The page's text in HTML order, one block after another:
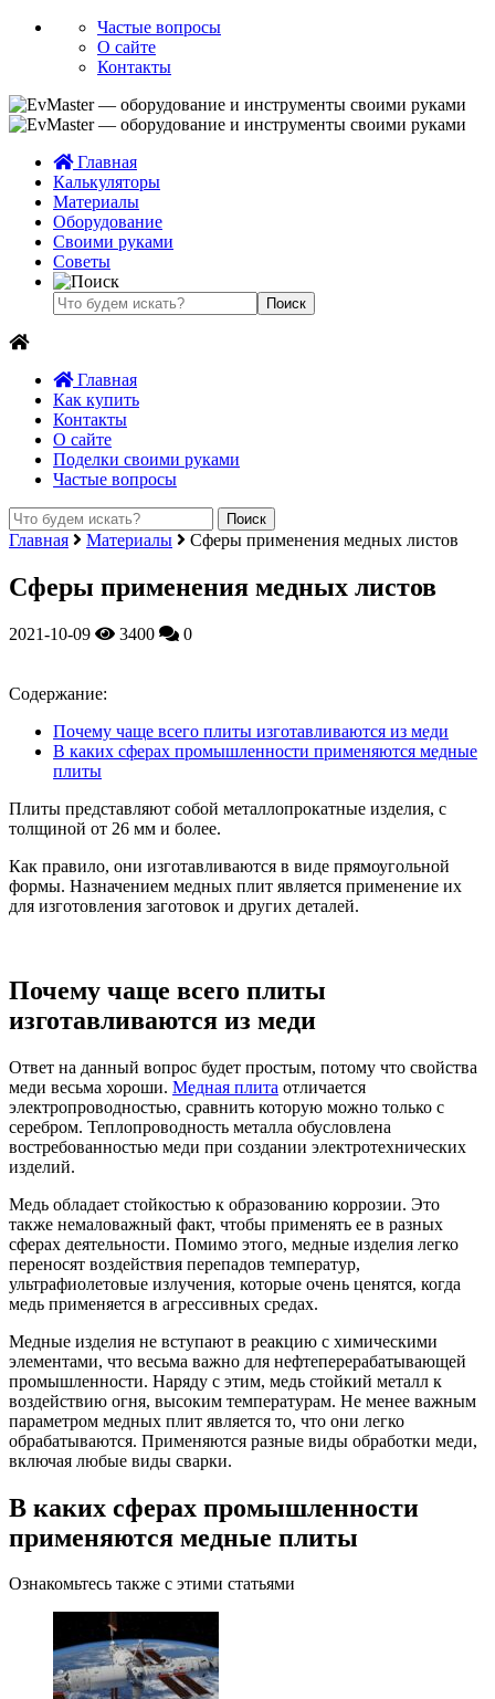
Частые вопросы
О сайте
Контакты
Главная
Калькуляторы
Материалы
Оборудование
Своими руками
Советы
Главная
Как купить
Контакты
О сайте
Поделки своими руками
Частые вопросы
Главная Материалы Сферы применения медных листов
Сферы применения медных листов
2021-10-09 3400 0
Содержание:
Почему чаще всего плиты изготавливаются из меди
В каких сферах промышленности применяются медные
плиты
Плиты представляют собой металлопрокатные изделия, с
толщиной от 26 мм и более.
Как правило, они изготавливаются в виде прямоугольной
формы. Назначением медных плит является применение их
для изготовления заготовок и других деталей.
Почему чаще всего плиты
изготавливаются из меди
Ответ на данный вопрос будет простым, потому что свойства
меди весьма хороши. Медная плита отличается
электропроводностью, сравнить которую можно только с
серебром. Теплопроводность металла обусловлена
востребованностью меди при создании электротехнических
изделий.
Медь обладает стойкостью к образованию коррозии. Это
также немаловажный факт, чтобы применять ее в разных
сферах деятельности. Помимо этого, медные изделия легко
переносят воздействия перепадов температур,
ультрафиолетовые излучения, которые очень ценятся, когда
медь применяется в агрессивных средах.
Медные изделия не вступают в реакцию с химическими
элементами, что весьма важно для нефтеперерабатывающей
промышленности. Наряду с этим, медь стойкий металл к
воздействию огня, высоким температурам. Не менее важным
параметром медных плит является то, что они легко
обрабатываются. Применяются разные виды обработки меди,
включая любые виды сварки.
В каких сферах промышленности
применяются медные плиты
Ознакомьтесь также с этими статьями